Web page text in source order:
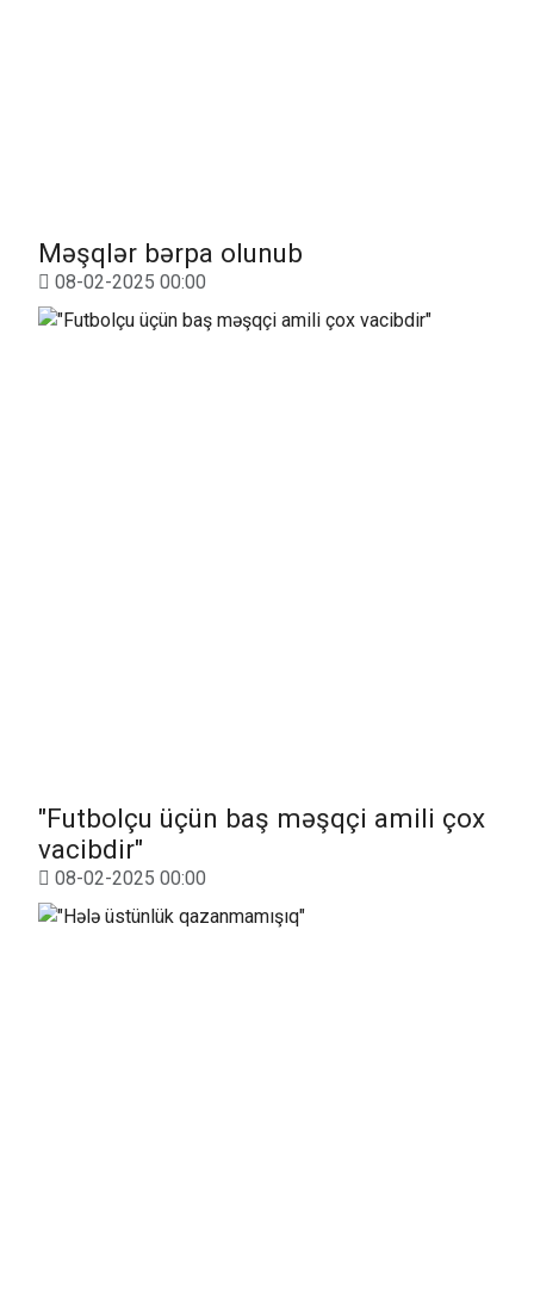
Məşqlər bərpa olunub
08-02-2025 00:00
"Futbolçu üçün baş məşqçi amili çox
vacibdir"
08-02-2025 00:00